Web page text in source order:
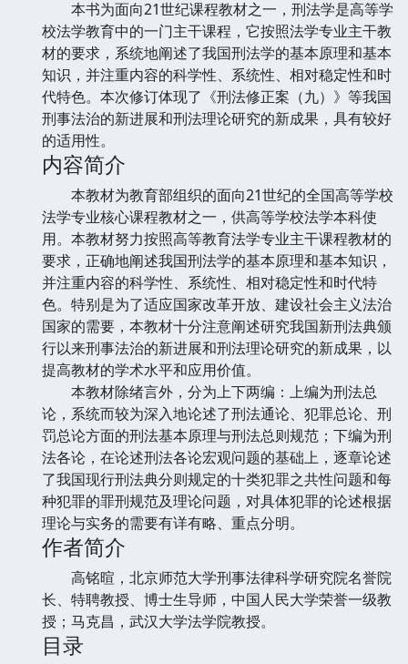
本书为面向21世纪课程教材之一，刑法学是高等学
校法学教育中的一门主干课程，它按照法学专业主干教
材的要求，系统地阐述了我国刑法学的基本原理和基本
知识，并注重内容的科学性、系统性、相对稳定性和时
代特色。本次修订体现了《刑法修正案（九）》等我国
刑事法治的新进展和刑法理论研究的新成果，具有较好
的适用性。
内容简介
本教材为教育部组织的面向21世纪的全国高等学校
法学专业核心课程教材之一，供高等学校法学本科使
用。本教材努力按照高等教育法学专业主干课程教材的
要求，正确地阐述我国刑法学的基本原理和基本知识，
并注重内容的科学性、系统性、相对稳定性和时代特
色。特别是为了适应国家改革开放、建设社会主义法治
国家的需要，本教材十分注意阐述研究我国新刑法典颁
行以来刑事法治的新进展和刑法理论研究的新成果，以
提高教材的学术水平和应用价值。
本教材除绪言外，分为上下两编：上编为刑法总
论，系统而较为深入地论述了刑法通论、犯罪总论、刑
罚总论方面的刑法基本原理与刑法总则规范；下编为刑
法各论，在论述刑法各论宏观问题的基础上，逐章论述
了我国现行刑法典分则规定的十类犯罪之共性问题和每
种犯罪的罪刑规范及理论问题，对具体犯罪的论述根据
理论与实务的需要有详有略、重点分明。
作者简介
高铭暄，北京师范大学刑事法律科学研究院名誉院
长、特聘教授、博士生导师，中国人民大学荣誉一级教
授；马克昌，武汉大学法学院教授。
目录